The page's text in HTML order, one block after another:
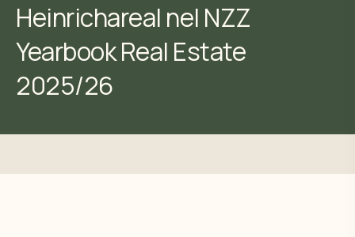
Heinrichareal nel NZZ
Yearbook Real Estate
2025/26